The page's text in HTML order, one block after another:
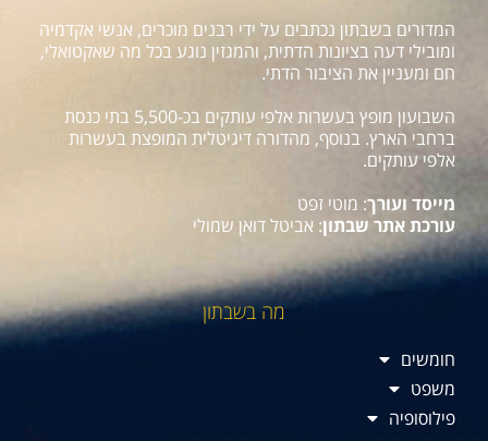
המדורים בשבתון נכתבים על ידי רבנים מוכרים, אנשי אקדמיה
ומובילי דעה בציונות הדתית, והמגזין נוגע בכל מה שאקטואלי,
חם ומעניין את הציבור הדתי.
השבועון מופץ בעשרות אלפי עותקים בכ-5,500 בתי כנסת
ברחבי הארץ. בנוסף, מהדורה דיגיטלית המופצת בעשרות
אלפי עותקים.
מייסד ועורך: מוטי זפט
עורכת אתר שבתון: אביטל דואן שמולי
מה בשבתון
חומשים
משפט
פילוסופיה